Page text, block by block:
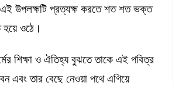
এই উপলক্ষটি প্রত্যক্ষ করতে শত শত ভক্ত
হয়ে ওঠে।
শিক্ষা ও ঐতিহ্য বুঝতে তাকে এই পবিত্র
এবং তার বেছে নেওয়া পথে এগিয়ে